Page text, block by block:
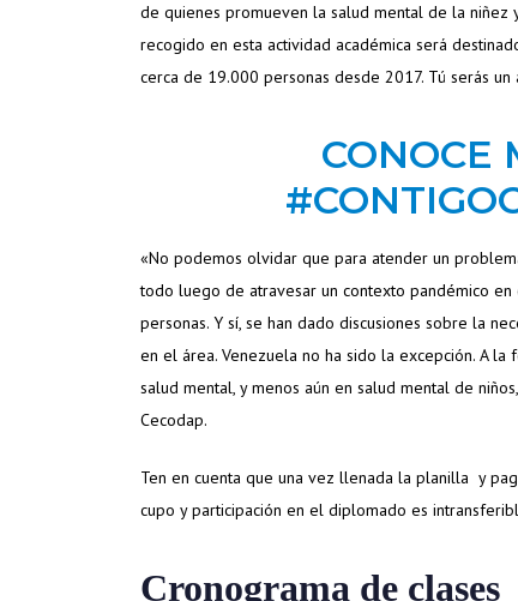
de quienes promueven la salud mental de la niñez
recogido en esta actividad académica será
cerca de 19.000 personas desde 2017. Tú serás
CONOCE
«No podemos olvidar que para atender un
todo luego de atravesar un contexto pandémico
personas. Y sí, se han dado discusiones sobre la
en el área. Venezuela no ha sido la excepción. A
salud mental, y menos aún en salud mental de
Cecodap.
Ten en cuenta que una vez llenada la planilla y
cupo y participación en el diplomado es
Cronograma de clases